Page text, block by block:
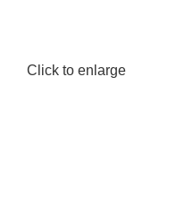
Click to enlarge